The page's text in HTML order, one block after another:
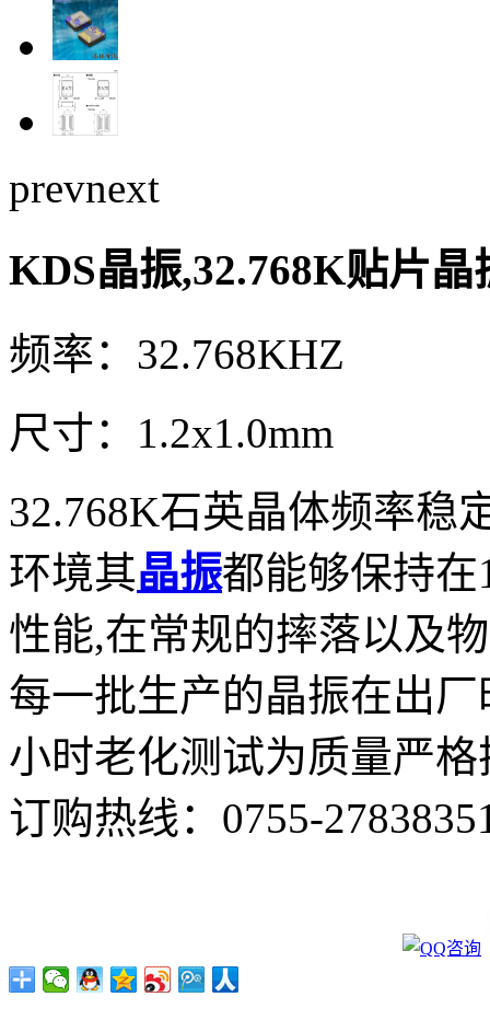
prevnext
KDS晶振,32.768K贴片晶
频率：32.768KHZ
尺寸：1.2x1.0mm
32.768K石英晶体频率稳
环境其晶振都能够保持
性能,在常规的摔落以及
每一批生产的晶振在出
小时老化测试为质量严格
订购热线： 0755-